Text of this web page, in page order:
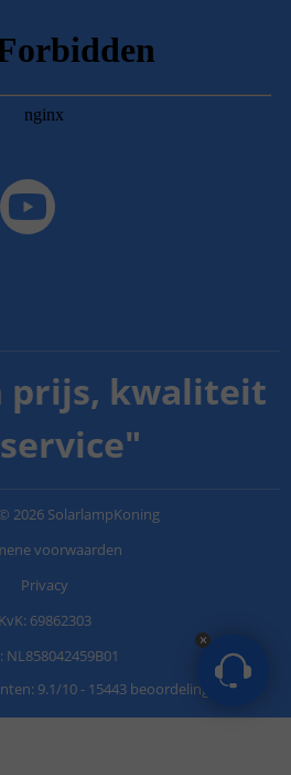
prijs, kwaliteit
"
© 2026 SolarlampKoning
voorwaarden
Privacy
KvK: 69862303
NL858042459B01
9.1/10- 15443 beoordelingen